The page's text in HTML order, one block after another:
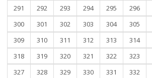
291
292 293 294 295 296
300
301 302 303 304 305
309
310 311 312 313 314
318
319 320 321 322 323
327
328 329 330 331 332